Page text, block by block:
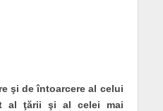
şi de întoarcere al celui
al ţării şi al celei mai